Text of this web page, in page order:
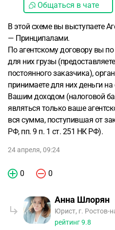
Общаться в чате
В этой схеме вы выступаете
— Принципалами.
По агентскому договору вы
для них грузы
постоянного заказчика),
принимаете для них деньги
Вашим доходом (налоговой
являться только ваше
вся сумма, поступившая от
РФ, пп. 9 п. 1 ст. 251 НК РФ).
24 апреля, 09:24
0 0
Анна Шлорян
Юрист, г. Ростов-
рейтинг9.8